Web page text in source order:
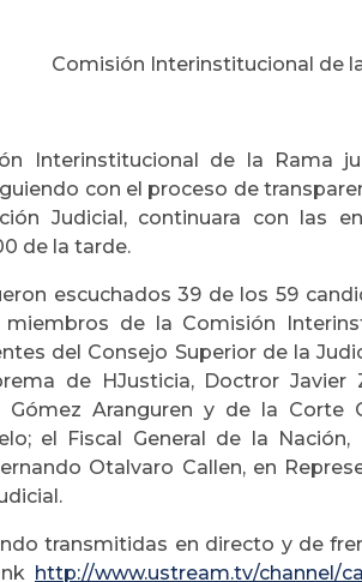
Comisión Interinstitucional de
Interinstitucional de la Rama
con el proceso de
Judicial, continuara con las
de la tarde.
escuchados 39 de los 59
de la Comisión
del Consejo Superior de la
de HJusticia, Doctror
Gómez Aranguren y de la Corte
el Fiscal General de la
Otalvaro Callen, en
transmitidas en directo y de
http://www.ustream.tv/channel/